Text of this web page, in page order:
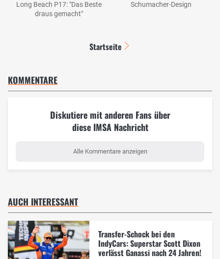
Long Beach P17: "Das Beste
draus gemacht"
Schumacher-Design
Startseite
KOMMENTARE
Diskutiere mit anderen Fans über
diese IMSA Nachricht
Alle Kommentare anzeigen
AUCH INTERESSANT
Transfer-Schock bei den
IndyCars: Superstar Scott Dixon
verlässt Ganassi nach 24 Jahren!